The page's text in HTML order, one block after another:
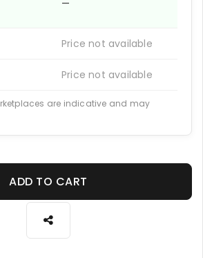
—
Price not available
Price not available
are indicative and may
ADD TO CART